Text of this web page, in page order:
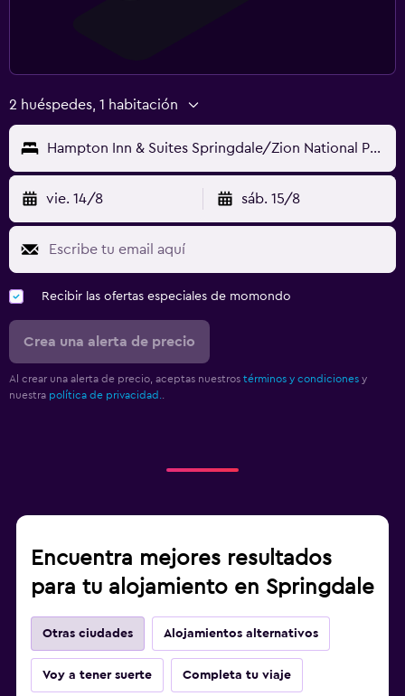
2 huéspedes, 1 habitación
Hampton Inn & Suites Springdale/Zion National Park
vie. 14/8 sáb. 15/8
Recibir las ofertas especiales de momondo
Crea una alerta de precio
Al crear una alerta de precio, aceptas nuestros términos y condiciones y
nuestra política de privacidad.
Encuentra mejores resultados
para tu alojamiento en Springdale
Otras ciudades Alojamientos alternativos
Voy a tener suerte Completa tu viaje